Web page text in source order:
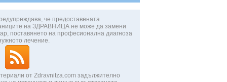
че предоставената
на ЗДРАВНИЦА не може да замени
поставянето на професионална диагноза
лечение.
от Zdravnitza.com задължително